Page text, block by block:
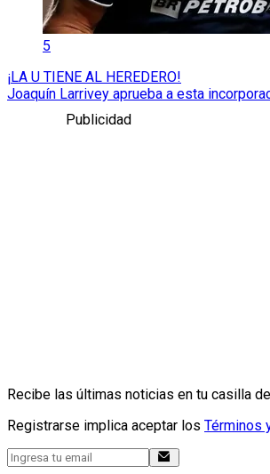
5
¡LA U TIENE AL HEREDERO!
Joaquín Larrivey aprueba a esta
Publicidad
Recibe las últimas noticias en tu casilla
Registrarse implica aceptar los Términos